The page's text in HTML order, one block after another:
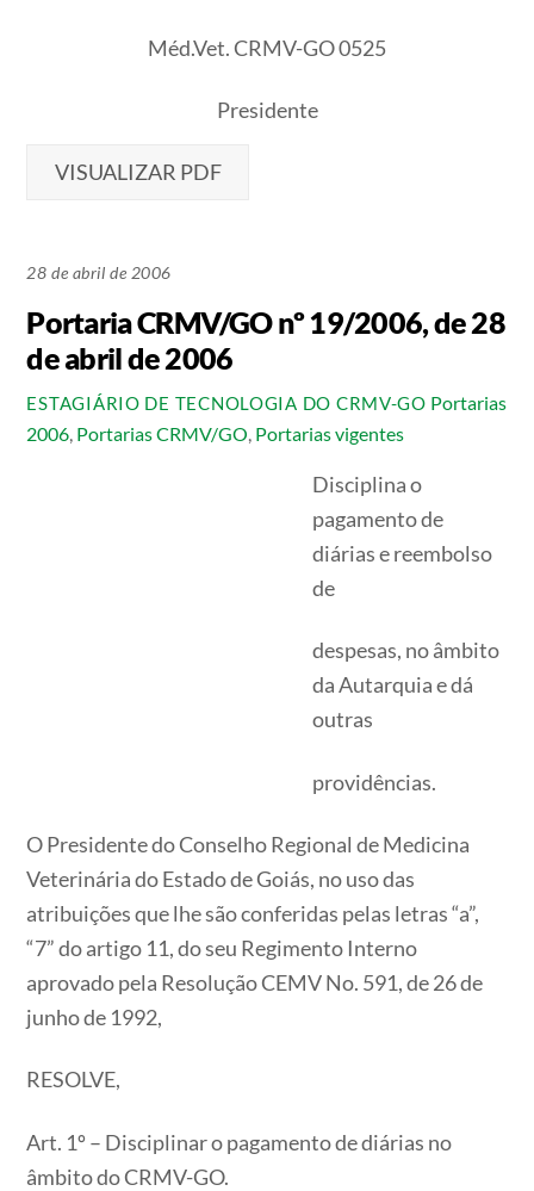
Méd.Vet. CRMV-GO 0525
Presidente
VISUALIZAR PDF
28 de abril de 2006
Portaria CRMV/GO nº 19/2006, de 28
de abril de 2006
ESTAGIÁRIO DE TECNOLOGIA DO CRMV-GO Portarias
2006 Portarias CRMV/GO Portarias vigentes
Disciplina o
pagamento de
diárias e reembolso
de
despesas, no âmbito
da Autarquia e dá
outras
providências.
O Presidente do Conselho Regional de Medicina
Veterinária do Estado de Goiás, no uso das
atribuições que lhe são conferidas pelas letras “a”,
“7” do artigo 11, do seu Regimento Interno
aprovado pela Resolução CEMV No. 591, de 26 de
junho de 1992,
RESOLVE,
Art. 1º – Disciplinar o pagamento de diárias no
âmbito do CRMV-GO.